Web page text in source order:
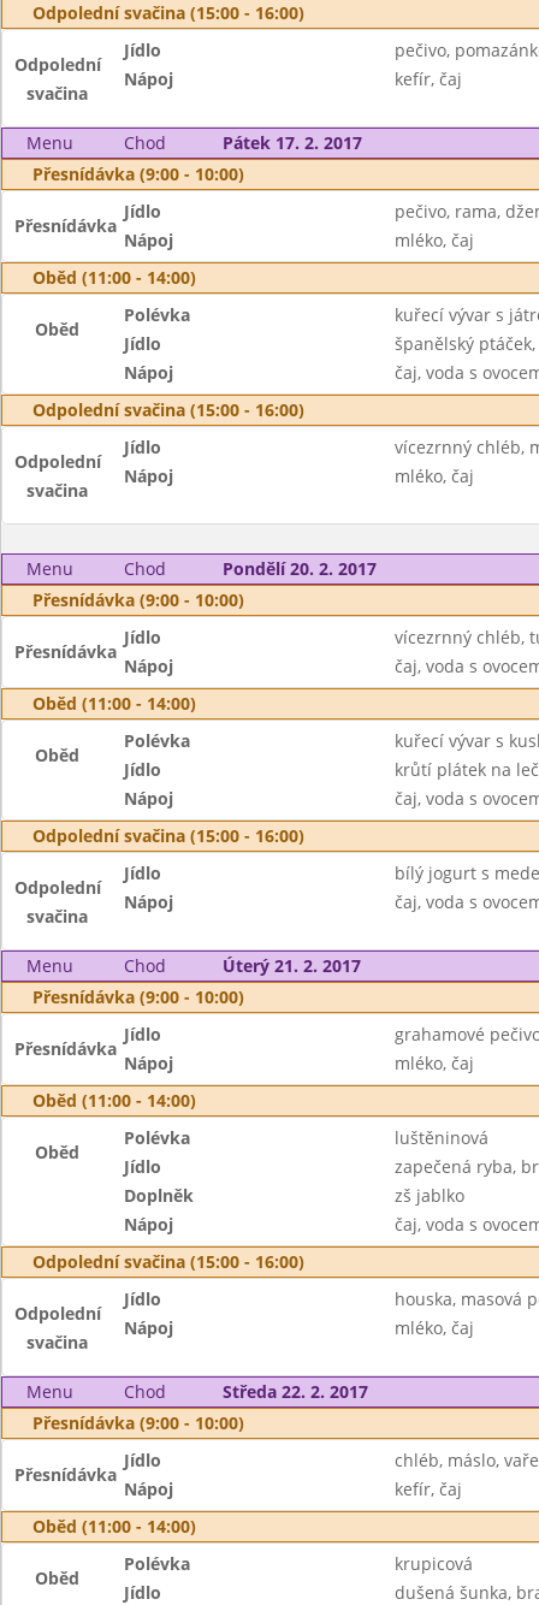
Odpolední svačina (15:00 - 16:00)
Odpolední
svačina
Jídlo
pečivo,
Nápoj
kefír, čaj
Menu Chod
Pátek 17. 2. 2017
Přesnídávka (9:00 - 10:00)
Přesnídávka
Jídlo
pečivo, rama,
Nápoj
mléko, čaj
Oběd (11:00 - 14:00)
Oběd
Polévka
kuřecí vývar s
Jídlo
španělský
Nápoj
čaj, voda s
Odpolední svačina (15:00 - 16:00)
Odpolední
svačina
Jídlo
vícezrnný chléb,
Nápoj
mléko, čaj
Menu Chod
Pondělí 20. 2. 2017
Přesnídávka (9:00 - 10:00)
Přesnídávka
Jídlo
vícezrnný chléb,
Nápoj
čaj, voda s
Oběd (11:00 - 14:00)
Oběd
Polévka
kuřecí vývar s
Jídlo
krůtí plátek na
Nápoj
čaj, voda s
Odpolední svačina (15:00 - 16:00)
Odpolední
svačina
Jídlo
bílý jogurt s
Nápoj
čaj, voda s
Menu Chod
Úterý 21. 2. 2017
Přesnídávka (9:00 - 10:00)
Přesnídávka
Jídlo
grahamové
Nápoj
mléko, čaj
Oběd (11:00 - 14:00)
Oběd
Polévka
luštěninová
Jídlo
zapečená ryba,
Doplněk
zš jablko
Nápoj
čaj, voda s
Odpolední svačina (15:00 - 16:00)
Odpolední
svačina
Jídlo
houska, masová
Nápoj
mléko, čaj
Menu Chod
Středa 22. 2. 2017
Přesnídávka (9:00 - 10:00)
Přesnídávka
Jídlo
chléb, máslo,
Nápoj
kefír, čaj
Oběd (11:00 - 14:00)
Oběd
Polévka
krupicová
Jídlo
dušená šunka,